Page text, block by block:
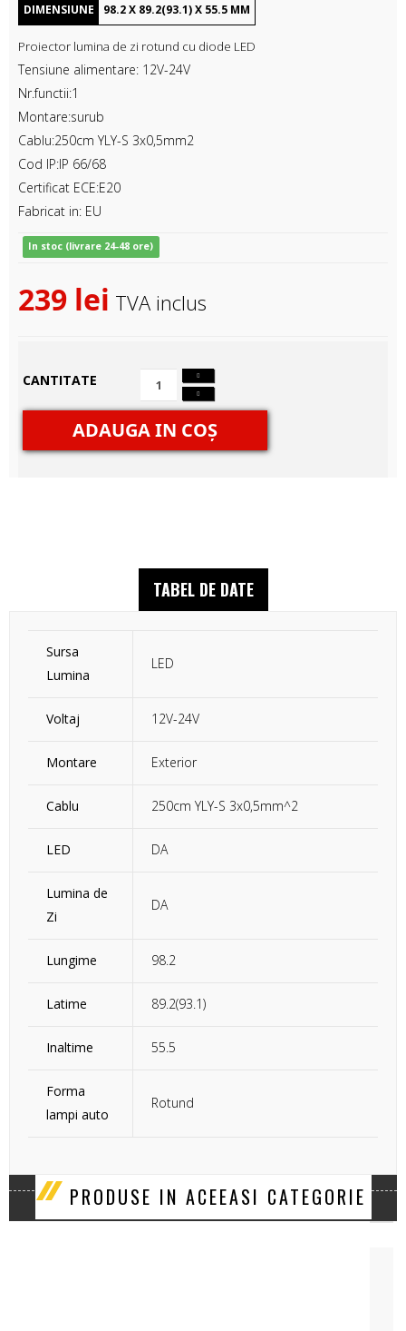
DIMENSIUNE 98.2X 89.2(93.1)X 55.5 MM
Proiector lumina de zi rotund cu diode LED
Tensiune alimentare: 12V-24V
Nr.functii:1
Montare:surub
Cablu:250cm YLY-S 3x0,5mm2
Cod IP:IP 66/68
Certificat ECE:E20
Fabricat in: EU
In stoc (livrare 24-48 ore)
239 lei TVA inclus
CANTITATE
ADAUGA IN COŞ
TABEL DE DATE
Sursa
Lumina
LED
Voltaj 12V-24V
Montare Exterior
Cablu 250cm YLY-S 3x0,5mm^2
LED DA
Lumina de
Zi
DA
Lungime 98.2
Latime 89.2(93.1)
Inaltime 55.5
Forma
lampi auto
Rotund
PRODUSE IN ACEEASI CATEGORIE
‹ ›